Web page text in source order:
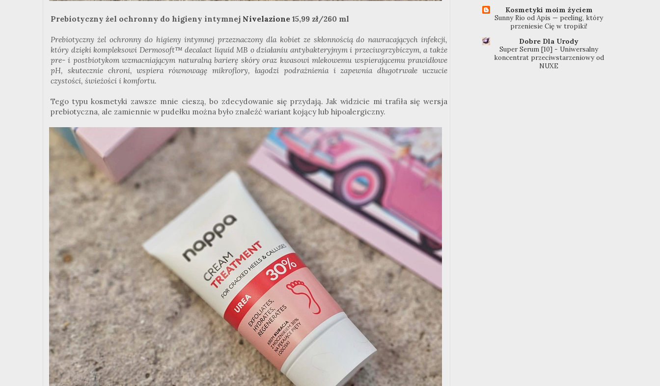
Prebiotyczny żel ochronny do higieny intymnej Nivelazione 15,99 zł/260 ml
Prebiotyczny żel ochronny do higieny intymnej przeznaczony dla kobiet ze skłonnością do nawracających infekcji,
który dzięki kompleksowi Dermosoft™ decalact liquid MB o działaniu antybakteryjnym i przeciwgrzybiczym, a także
pre- i postbiotykom wzmacniającym naturalną barierę skóry oraz kwasowi mlekowemu wspierającemu prawidłowe
pH, skutecznie chroni, wspiera równowagę mikroflory, łagodzi podrażnienia i zapewnia długotrwałe uczucie
czystości, świeżości i komfortu.
Tego typu kosmetyki zawsze mnie cieszą, bo zdecydowanie się przydają. Jak widzicie mi trafiła się wersja
prebiotyczna, ale zamiennie w pudełku można było znaleźć wariant kojący lub hipoalergiczny.
Kosmetyki moim życiem
Sunny Rio od Apis — peeling, który
przeniesie Cię w tropiki!
Dobre Dla Urody
Super Serum [10] - Uniwersalny
koncentrat przeciwstarzeniowy od
NUXE